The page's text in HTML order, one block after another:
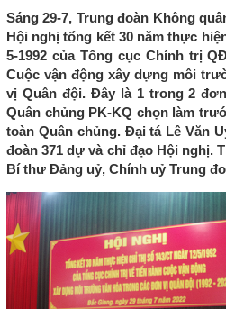
Sáng 29-7, Trung đoàn Không
Hội nghị tổng kết 30 năm thực
5-1992 của Tổng cục Chính trị
Cuộc vận động xây dựng môi
vị Quân đội. Đây là 1 trong 2
Quân chủng PK-KQ chọn làm
toàn Quân chủng. Đại tá Lê Văn
đoàn 371 dự và chỉ đạo Hội nghị.
Bí thư Đảng uỷ, Chính uỷ Trung